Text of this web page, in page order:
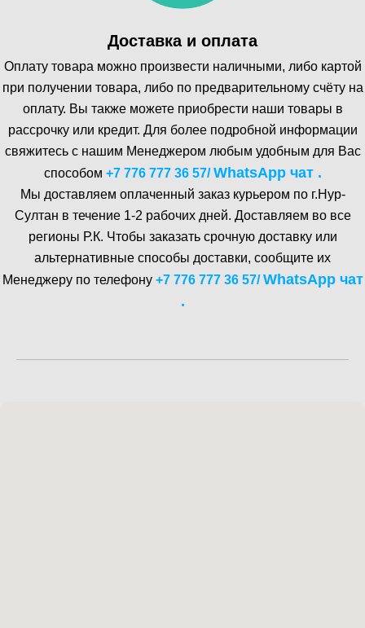
Доставка и оплата
Оплату товара можно произвести наличными, либо картой
при получении товара, либо по предварительному счёту на
оплату. Вы также можете приобрести наши товары в
рассрочку или кредит. Для более подробной информации
свяжитесь с нашим Менеджером любым удобным для Вас
способом +7 776 777 36 57/WhatsA pp чат .
Мы доставляем оплаченный заказ курьером по г.Нур-
Cултан в течение 1-2 рабочих дней. Доставляем во все
регионы Р.К. Чтобы заказать срочную доставку или
альтернативные способы доставки, сообщите их
Менеджеру по телефону +7 776 777 36 57/WhatsA pp чат
.